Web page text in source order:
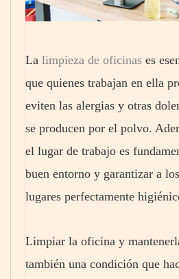
La limpieza de oficinas es
que quienes trabajan en ella
eviten las alergias y otras
se producen por el polvo.
el lugar de trabajo es
buen entorno y garantizar a
lugares perfectamente
Limpiar la oficina y
también una condición que